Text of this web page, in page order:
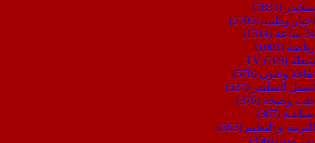
سلايدر (7831)
أخبار وطنية (5705)
24 ساعة
(1314)
رياضة (1001)
شعلة TV (709)
ثقافة وفنون (578)
أسفل السليدر (527)
طب وصحة (376)
سياسة (367)
التربية و التعليم (363)
دين ودنيا (356)